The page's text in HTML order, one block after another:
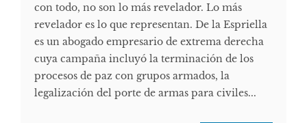
con todo, no son lo más revelador. Lo más
revelador es lo que representan. De la Espriella
es un abogado empresario de extrema derecha
cuya campaña incluyó la terminación de los
procesos de paz con grupos armados, la
legalización del porte de armas para civiles...